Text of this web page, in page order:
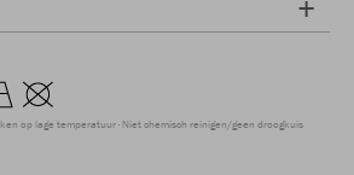
op lage temperatuur Niet chemisch reinigen/geen droogkuis